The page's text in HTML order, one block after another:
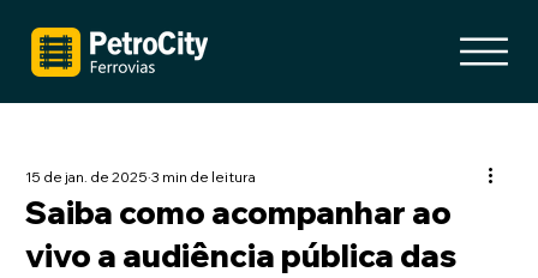
Saiba como acompanhar ao
vivo a audiência pública das
15 de jan. de 2025 3 min de leitura